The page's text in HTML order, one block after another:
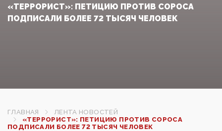
«ТЕРРОРИСТ»: ПЕТИЦИЮ ПРОТИВ СОРОСА
ПОДПИСАЛИ БОЛЕЕ 72 ТЫСЯЧ ЧЕЛОВЕК
ГЛАВНАЯ
ЛЕНТА НОВОСТЕЙ
«ТЕРРОРИСТ»: ПЕТИЦИЮ ПРОТИВ СОРОСА
ПОДПИСАЛИ БОЛЕЕ 72 ТЫСЯЧ ЧЕЛОВЕК